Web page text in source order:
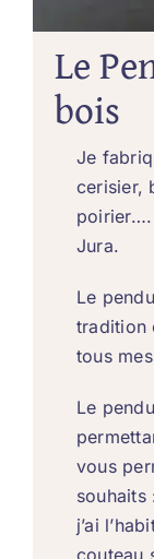
Le
bois
Je
cerisier,
poirier….
Jura.
Le
tradition
tous
Le
vous
souhaits
j’ai